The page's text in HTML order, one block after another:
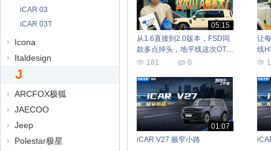
iCAR 03
iCAR 03T
Icona
Italdesign
J
ARCFOX极狐
JAECOO
Jeep
Polestar极星
05:15
从1.6直接到2.0版本，FSD同
款多点掉头，地平线这次OTA
有多大？
181 0
让
线
01:07
iCAR V27 极窄小路